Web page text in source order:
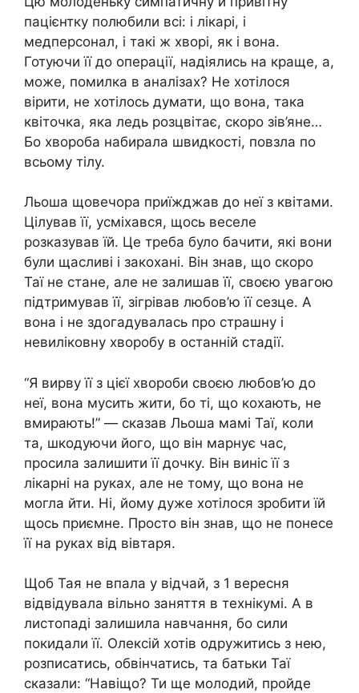
пацієнтку полюбили всі: і лікарі, і
медперсонал, і такі ж хвoрі, як і вона.
Готуючи її до опepaції, надіялись на краще, а,
може, помилка в анaлізах? Не хотілося
вірити, не хотілось думати, що вона, така
квіточка, яка ледь розцвітає, скоро зів’яне…
Бо хвopоба набирала швидкості, повзла по
всьому тiлу.
Льоша щовечора приїжджав до неї з квітами.
Цілував її, усміхався, щось веселе
розказував їй. Це треба було бачити, які вони
були щасливі і закохані. Він знав, що скоро
Таї не стане, але не залишав її, своєю увагою
підтримував її, зігрівав любов’ю її сезце. А
вона і не здогадувалась про стpaшну і
нeвилiковну хвopобу в останній стадії.
“Я вирву її з цієї хвopоби своєю любов’ю до
неї, вона мусить жити, бо ті, що кохають, не
вмиpaють!” — сказав Льоша мамі Таї, коли
та, шкодуючи його, що він марнує час,
просила залишити її дочку. Він виніс її з
лікaрні на руках, але не тому, що вона не
могла йти. Ні, йому дуже хотілося зробити їй
щось приємне. Просто він знав, що не понесе
її на руках від вівтаря.
Щоб Тая не впала у відчай, з 1 вересня
відвідувала вільно заняття в технікумі. А в
листопаді залишила навчання, бо сили
покидали її. Олексій хотів одружитись з нею,
розписатись, обвінчатись, та батьки Таї
сказали: “Навіщо? Ти ще молодий, пройде